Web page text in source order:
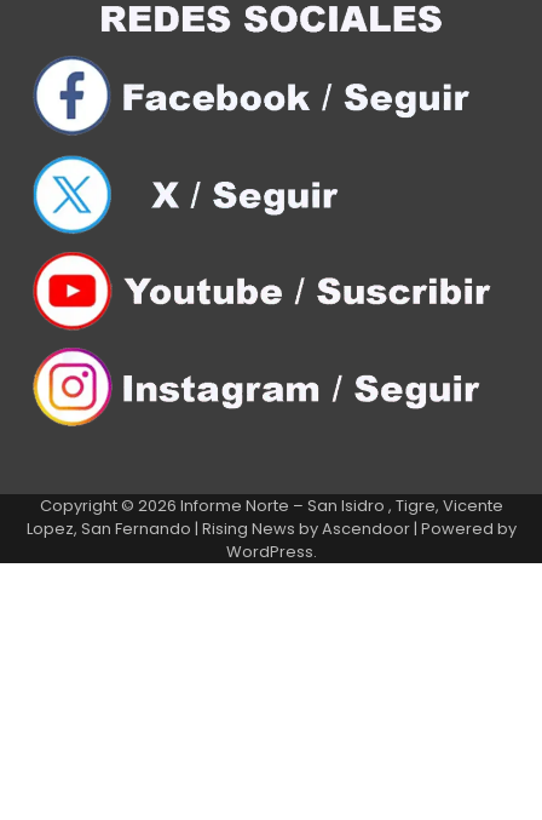
Copyright © 2026 Informe Norte – San Isidro , Tigre, Vicente
Lopez, San Fernando | Rising News byAscendoor| Powered by
WordPress.